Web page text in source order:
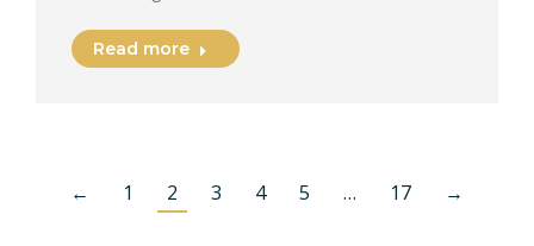
Read more
← 1 2 3 4 5 … 17 →